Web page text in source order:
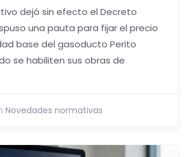
dejó sin efecto el Decreto
una pauta para fijar el precio
base del gasoducto Perito
se habiliten sus obras de
Novedades normativas